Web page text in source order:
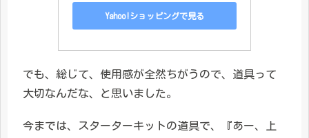
Yahoo!ショッピングで見る
でも、総じて、使用感が全然ちがうので、道具って
大切なんだな、と思いました。
今までは、スターターキットの道具で、『あー、上